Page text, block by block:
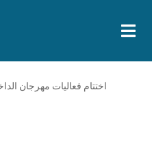
اختتام فعاليات مهرجان